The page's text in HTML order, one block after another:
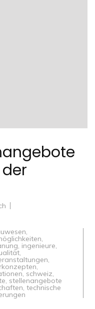
,
,
, ingenieure,
,
,
,
, schweiz,
, stellenangebote
, technische